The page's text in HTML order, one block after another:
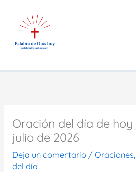
contenido
Oración del día de hoy
julio de 2026
Deja un comentario /Oraciones,
del día